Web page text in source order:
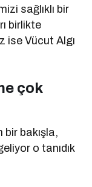
sağlıklı bir
birlikte
ise Vücut Algı
çok
bakışla,
o tanıdık